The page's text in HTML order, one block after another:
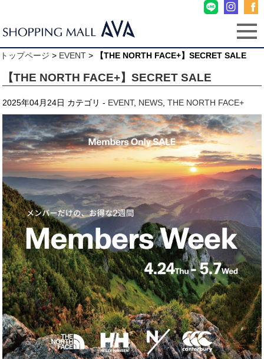
トップページ > EVENT > 【THE NORTH FACE+】SECRET SALE
【THE NORTH FACE+】SECRET SALE
2025年04月24日 カテゴリ - EVENT, NEWS ,THE NORTH FACE+